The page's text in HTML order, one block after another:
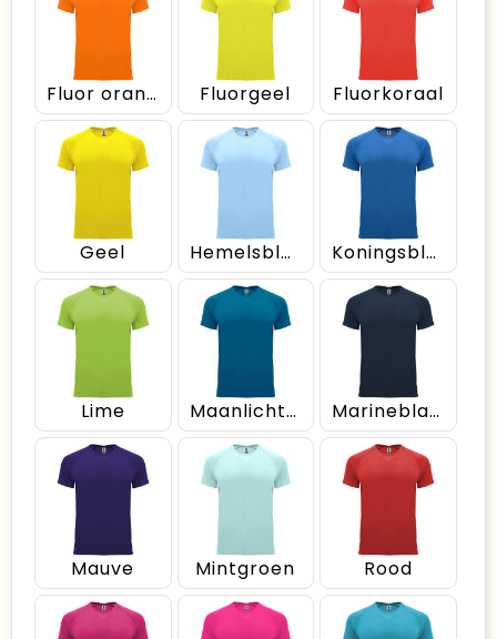
Fluor oranje Fluorgeel Fluorkoraal
Geel Hemelsblauw Koningsblauw
Lime Maanlichtblauw Marineblauw
Mauve Mintgroen Rood